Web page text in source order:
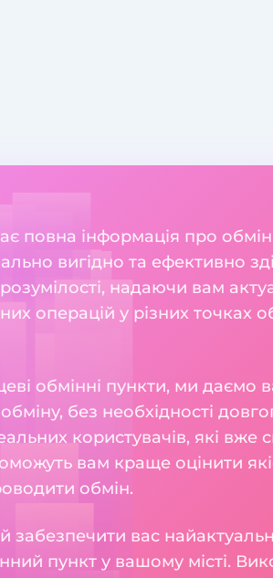
повна інформація про
вигідно та ефективно
надаючи вам
операцій у різних
обмінні пункти, ми
без необхідності
користувачів, які
вам краще оцінити
обмін.
забезпечити вас
пункт у вашому місті.